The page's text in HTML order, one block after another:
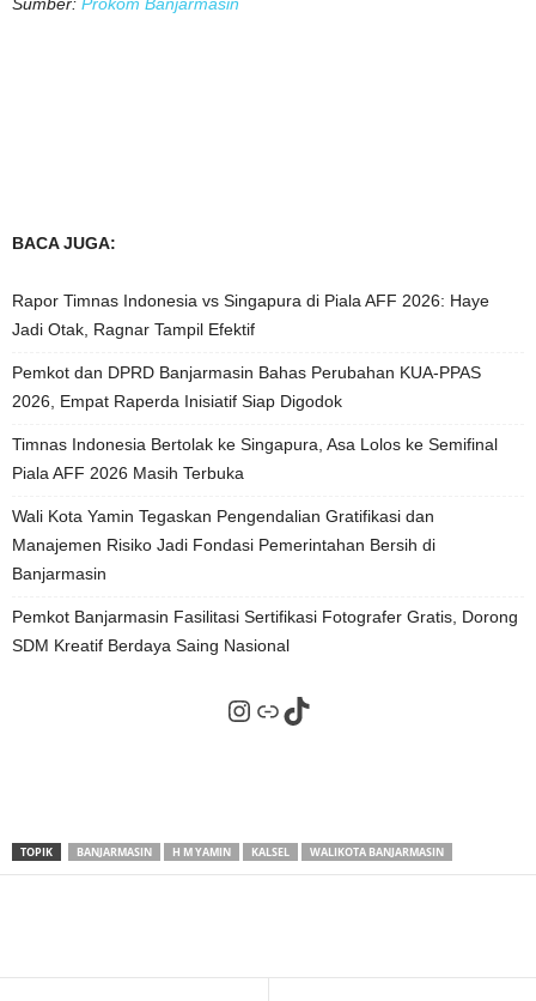
BACA JUGA:
Rapor Timnas Indonesia vs Singapura di Piala AFF 2026: Haye
Jadi Otak, Ragnar Tampil Efektif
Pemkot dan DPRD Banjarmasin Bahas Perubahan KUA-PPAS
2026, Empat Raperda Inisiatif Siap Digodok
Timnas Indonesia Bertolak ke Singapura, Asa Lolos ke Semifinal
Piala AFF 2026 Masih Terbuka
Wali Kota Yamin Tegaskan Pengendalian Gratifikasi dan
Manajemen Risiko Jadi Fondasi Pemerintahan Bersih di
Banjarmasin
Pemkot Banjarmasin Fasilitasi Sertifikasi Fotografer Gratis, Dorong
SDM Kreatif Berdaya Saing Nasional
Instagram
Tautan
TikTok
TOPIK BANJARMASIN H M YAMIN KALSEL WALIKOTA BANJARMASIN